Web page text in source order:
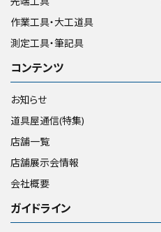
作業工具・大工道具
測定工具・筆記具
コンテンツ
お知らせ
道具屋通信(特集)
店舗一覧
店舗展示会情報
会社概要
ガイドライン